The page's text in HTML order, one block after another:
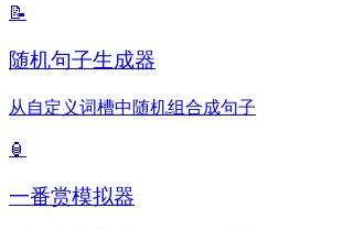
📝
随机句子生成器
从自定义词槽中随机组合成句子
🏮
一番赏模拟器